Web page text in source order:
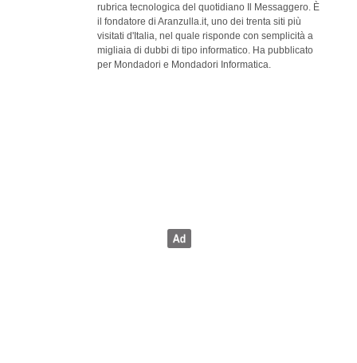
rubrica tecnologica del quotidiano Il Messaggero. È
il fondatore di Aranzulla.it, uno dei trenta siti più
visitati d'Italia, nel quale risponde con semplicità a
migliaia di dubbi di tipo informatico. Ha pubblicato
per Mondadori e Mondadori Informatica.